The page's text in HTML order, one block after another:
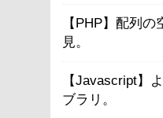
【PHP】配列
見。
【Javascript】
ブラリ。